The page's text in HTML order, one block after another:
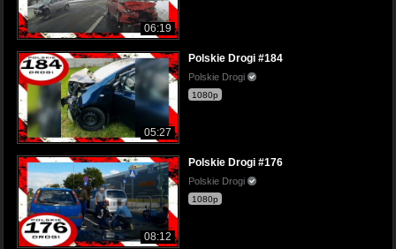
06:19
05:27
Polskie Drogi #184
Polskie Drogi
1080p
08:12
Polskie Drogi #176
Polskie Drogi
1080p